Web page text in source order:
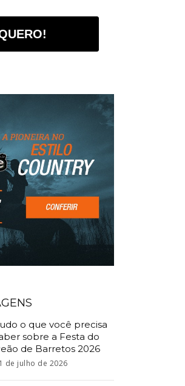
o que você precisa
sobre a Festa do
de Barretos 2026
de julho de 2026